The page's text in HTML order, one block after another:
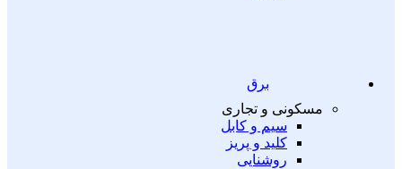
برق
مسکونی و تجاری
سیم و کابل
کلید و پریز
روشنایی